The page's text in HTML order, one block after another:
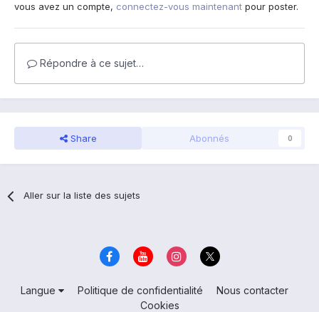
vous avez un compte, connectez-vous maintenant pour poster.
Répondre à ce sujet…
Share Abonnés 0
Aller sur la liste des sujets
Langue Politique de confidentialité
Nous contacter
Cookies